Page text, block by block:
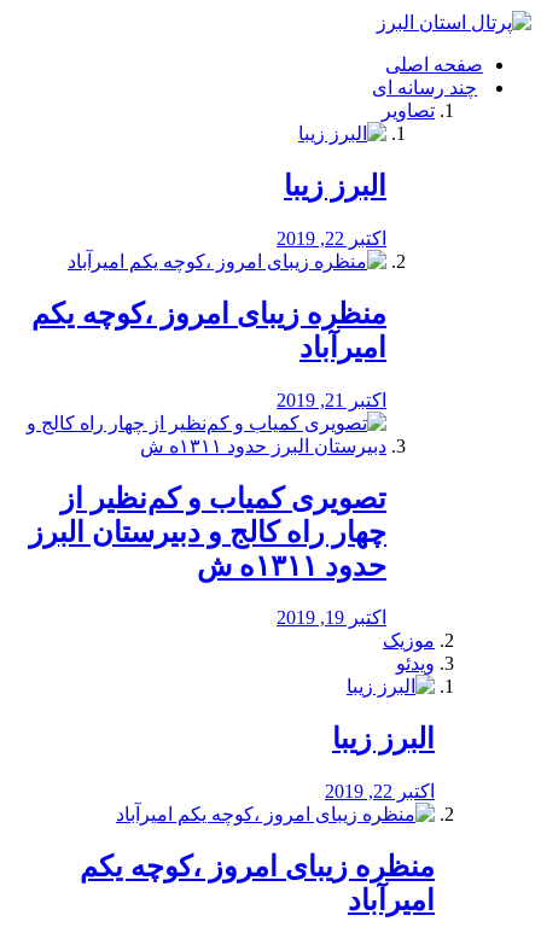
فصد
شرق
تهران
خشکشویی
صفحه اصلی
چند رسانه ای
تصاویر
البرز زیبا
اکتبر 22, 2019
منظره‌‌ زیبای امروز ،کوچه یکم
امیرآباد
اکتبر 21, 2019
️تصویری کمیاب و کم‌نظیر از
چهار راه كالج و دبيرستان البرز
حدود ۱۳۱۱ه ش
اکتبر 19, 2019
موزیک
ویدئو
البرز زیبا
اکتبر 22, 2019
منظره‌‌ زیبای امروز ،کوچه یکم
امیرآباد